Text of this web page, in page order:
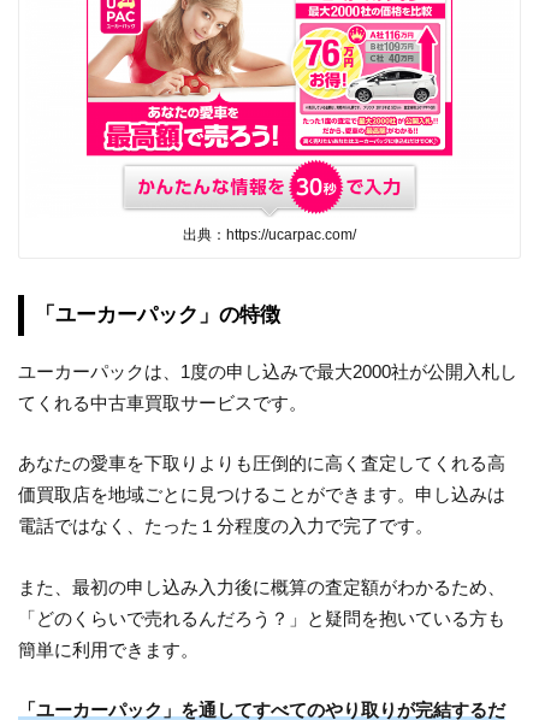
出典：https://ucarpac.com/
「ユーカーパック」の特徴
ユーカーパックは、1度の申し込みで最大2000社が公開入札し
てくれる中古車買取サービスです。
あなたの愛車を下取りよりも圧倒的に高く査定してくれる高
価買取店を地域ごとに見つけることができます。申し込みは
電話ではなく、たった１分程度の入力で完了です。
また、最初の申し込み入力後に概算の査定額がわかるため、
「どのくらいで売れるんだろう？」と疑問を抱いている方も
簡単に利用できます。
「ユーカーパック」を通してすべてのやり取りが完結するだ